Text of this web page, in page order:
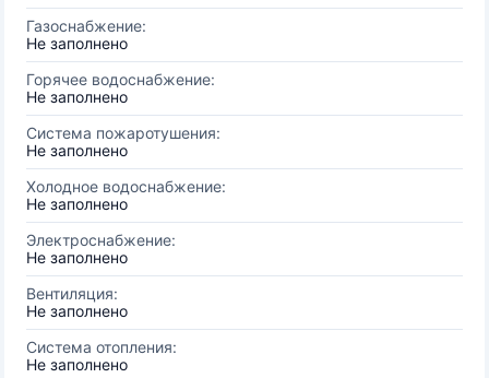
Газоснабжение:
Не заполнено
Горячее водоснабжение:
Не заполнено
Система пожаротушения:
Не заполнено
Холодное водоснабжение:
Не заполнено
Электроснабжение:
Не заполнено
Вентиляция:
Не заполнено
Система отопления:
Не заполнено